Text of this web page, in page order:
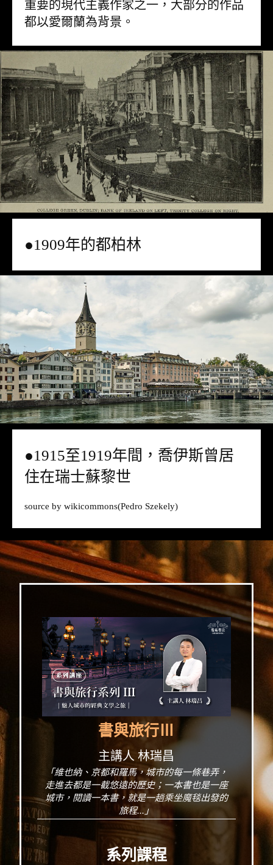
重要的現代主義作家之一，大部分的作品
都以愛爾蘭為背景。
●1909年的都柏林
●1915至1919年間，喬伊斯曾居
住在瑞士蘇黎世
source by wikicommons(Pedro Szekely)
書與旅行Ⅲ
主講人 林瑞昌
「維也納、京都和羅馬，城市的每一條巷弄，
走進去都是一截悠遠的歷史；一本書也是一座
城市，閱讀一本書，就是一趟乘坐魔毯出發的
旅程...」
系列課程